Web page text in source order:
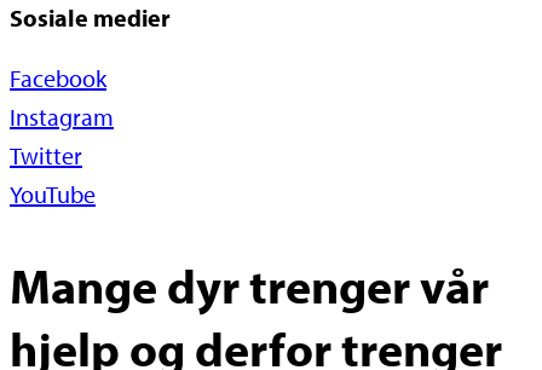
Sosiale medier
Facebook
Instagram
Twitter
YouTube
Mange dyr trenger vår
hjelp og derfor trenger